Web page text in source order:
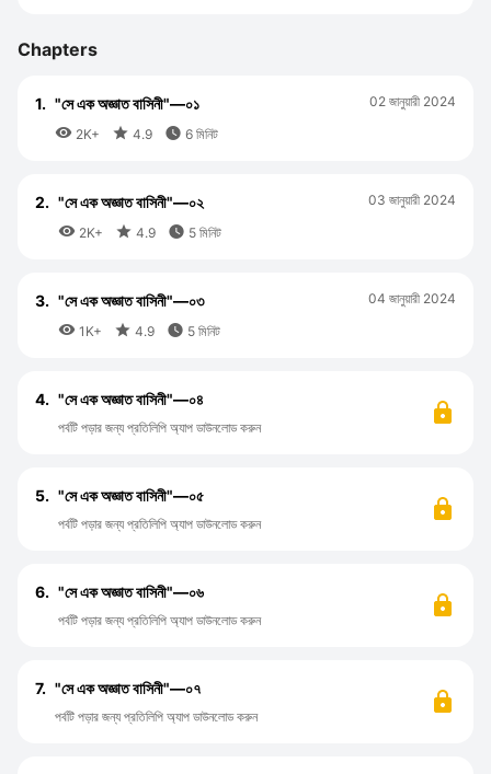
Chapters
1. "সে এক অজ্ঞাত বাসিনী"—০১
 2K+  4.9  6 মিনিট
02 জানুয়ারী 2024
2. "সে এক অজ্ঞাত বাসিনী"—০২
 2K+  4.9  5 মিনিট
03 জানুয়ারী 2024
3. "সে এক অজ্ঞাত বাসিনী"—০৩
 1K+  4.9  5 মিনিট
04 জানুয়ারী 2024
4. "সে এক অজ্ঞাত বাসিনী"—০৪
পর্বটি পড়ার জন্য প্রতিলিপি অ্যাপ ডাউনলোড করুন
5. "সে এক অজ্ঞাত বাসিনী"—০৫
পর্বটি পড়ার জন্য প্রতিলিপি অ্যাপ ডাউনলোড করুন
6. "সে এক অজ্ঞাত বাসিনী"—০৬
পর্বটি পড়ার জন্য প্রতিলিপি অ্যাপ ডাউনলোড করুন
7. "সে এক অজ্ঞাত বাসিনী"—০৭
পর্বটি পড়ার জন্য প্রতিলিপি অ্যাপ ডাউনলোড করুন